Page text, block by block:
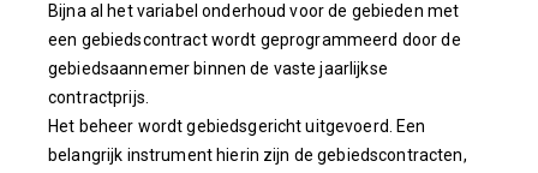
Bijna al het variabel onderhoud voor de gebieden met
een gebiedscontract wordt geprogrammeerd door de
gebiedsaannemer binnen de vaste jaarlijkse
contractprijs.
Het beheer wordt gebiedsgericht uitgevoerd. Een
belangrijk instrument hierin zijn de gebiedscontracten,